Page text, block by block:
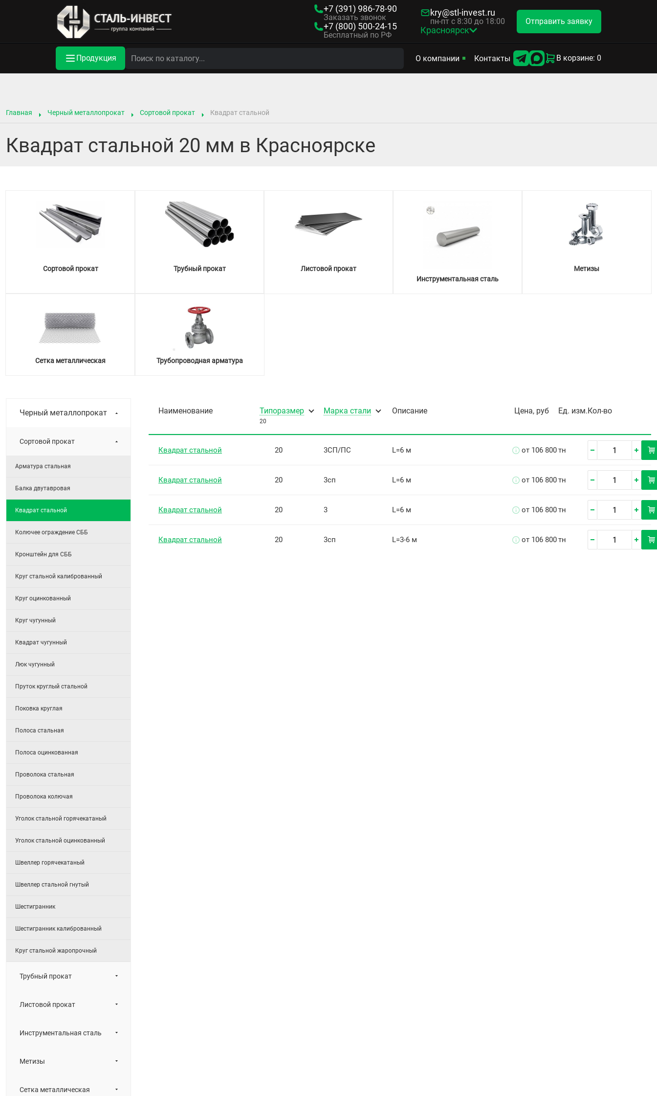
+7 (391) 986-78-90
Заказать звонок
+7 (800) 500-24-15
Бесплатный по РФ
kry@stl-invest.ru
пн-пт с 8:30 до 18:00
Красноярск
Отправить заявку
Продукция О компании Контакты В корзине: 0
Главная Черный металлопрокат Сортовой прокат Квадрат стальной
Квадрат стальной 20 мм в Красноярске
Сортовой прокат Трубный прокат
Листовой прокат
Инструментальная сталь
Метизы
Сетка металлическая Трубопроводная арматура
Черный металлопрокат
Сортовой прокат
Арматура стальная
Балка двутавровая
Квадрат стальной
Колючее ограждение СББ
Кронштейн для СББ
Круг стальной калиброванный
Круг оцинкованный
Круг чугунный
Квадрат чугунный
Люк чугунный
Пруток круглый стальной
Поковка круглая
Полоса стальная
Полоса оцинкованная
Проволока стальная
Проволока колючая
Уголок стальной горячекатаный
Уголок стальной оцинкованный
Швеллер горячекатаный
Швеллер стальной гнутый
Шестигранник
Шестигранник калиброванный
Круг стальной жаропрочный
Трубный прокат
Листовой прокат
Инструментальная сталь
Метизы
Сетка металлическая
Наименование Типоразмер
20
Марка стали Описание Цена, руб Ед. изм. Кол-во
Квадрат стальной 20 3СП/ПС L=6 м от 106 800тн
Квадрат стальной 20 3сп L=6 м от 106 800тн
Квадрат стальной 20 3 L=6 м от 106 800тн
Квадрат стальной 20 3сп L=3-6 м от 106 800тн